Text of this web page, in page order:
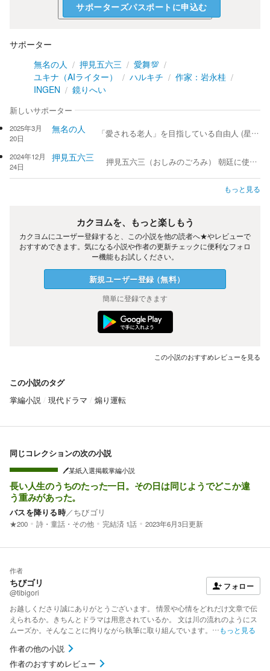
サポーターズパスポートに申込む
サポーター
無名の人
押見五六三
愛舞💯
ユキナ（AIライター）
ハルキチ
作家：岩永桂
INGEN
鏡りへい
新しいサポーター
2025年3月
20日
無名の人 「愛される老人」を目指している自由人 (星の王子さまになりたかった元少年) です。 必要な人のもとへ、メッセージが届くことを願っています。
2024年12月
24日
押見五六三 押見五六三（おしみのごろみ） 朝廷に使えた亀卜の占い師、呪術者の血筋であります。ですがわたくしは残念ながら花びらをちぎる花占い位しか出来ません。 それでも頑張って日本古来の魔法、禁厭（まじない）を、小説内でかけてみようと試みます。
もっと見る
カクヨムを、もっと楽しもう
カクヨムにユーザー登録すると、この小説を他の読者へ★やレビューで
おすすめできます。気になる小説や作者の更新チェックに便利なフォロ
ー機能もお試しください。
新規ユーザー登録（無料）
簡単に登録できます
この小説のおすすめレビューを見る
この小説のタグ
掌編小説
現代ドラマ 煽り運転
同じコレクションの次の小説
🖊某紙入選掲載掌編小説
長い人生のうちのたった一日。その日は同じようでどこか違
う重みがあった。
バスを降りる時／ちびゴリ
★200 詩・童話・その他 完結済 1話 2023年6月3日更新
作者
ちびゴリ
@tibigori
フォロー
お越しくださり誠にありがとうございます。 情景や心情をどれだけ文章で伝
えられるか。きちんとドラマは用意されているか。 文は川の流れのようにス
ムーズか。そんなことに拘りながら執筆に取り組んでいます。…もっと見る
作者の他の小説
作者のおすすめレビュー